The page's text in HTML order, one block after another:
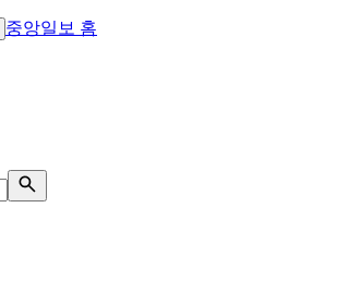
중앙일보 홈